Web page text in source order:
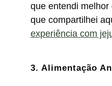
que entendi
que compartilhei
experiência com
3. Alimentação